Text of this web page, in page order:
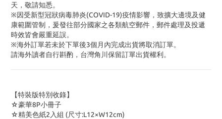
天，敬請知悉。
※因受新型冠狀病毒肺炎(COVID-19)疫情影響，致擴大邊境及健
康範圍管制，爰發往部分國家之各類航空郵件，郵件處理及投遞
時效皆會嚴重延誤。
※海外訂單若未於下單後3個月內完成出貨將取消訂單。
請海外讀者自行斟酌，台灣角川保留訂單出貨權利。
【特裝版特別收錄】
☆豪華8P小冊子
☆精美色紙2入組 (尺寸:L12×W12cm)